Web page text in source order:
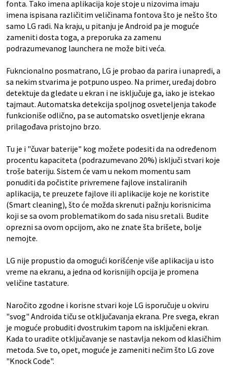
fonta. Tako imena aplikacija koje stoje u nizovima imaju
imena ispisana različitim veličinama fontova što je nešto što
samo LG radi. Na kraju, u pitanju je Android pa je moguće
zameniti dosta toga, a preporuka za zamenu
podrazumevanog launchera ne može biti veća.
Fukncionalno posmatrano, LG je probao da parira i unapredi, a
sa nekim stvarima je potpuno uspeo. Na primer, uređaj dobro
detektuje da gledate u ekran i ne isključuje ga, iako je istekao
tajmaut. Automatska detekcija spoljnog osveteljenja takođe
funkcioniše odlično, pa se automatsko osvetljenje ekrana
prilagođava pristojno brzo.
Tu je i "čuvar baterije" kog možete podesiti da na određenom
procentu kapaciteta (podrazumevano 20%) isključi stvari koje
troše bateriju. Sistem će vam u nekom momentu sam
ponuditi da počistite privremene fajlove instaliranih
aplikacija, te preuzete fajlove ili aplikacije koje ne koristite
(Smart cleaning), što će možda skrenuti pažnju korisnicima
koji se sa ovom problematikom do sada nisu sretali. Budite
oprezni sa ovom opcijom, ako ne znate šta brišete, bolje
nemojte.
LG nije propustio da omogući korišćenje više aplikacija u isto
vreme na ekranu, a jedna od korisnijih opcija je promena
veličine tastature.
Naročito zgodne i korisne stvari koje LG isporučuje u okviru
"svog" Androida tiču se otključavanja ekrana. Pre svega, ekran
je moguće probuditi dvostrukim tapom na isključeni ekran.
Kada to uradite otključavanje se nastavlja nekom od klasičhim
metoda. Sve to, opet, moguće je zameniti nečim što LG zove
"Knock Code".